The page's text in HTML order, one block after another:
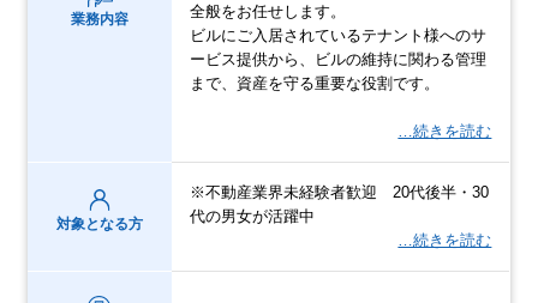
業務内容
全般をお任せします。
ビルにご入居されているテナント様へのサ
ービス提供から、ビルの維持に関わる管理
まで、資産を守る重要な役割です。
…続きを読む
対象となる方
※不動産業界未経験者歓迎 20代後半・30
代の男女が活躍中
…続きを読む